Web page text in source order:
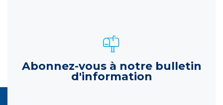
Abonnez-vous à notre bulletin
d'information